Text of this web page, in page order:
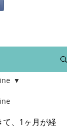
、1ヶ月が経